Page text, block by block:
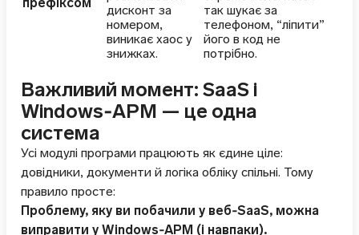
дисконт за
номером,
виникає хаос у
знижках.
так шукає за
телефоном, “ліпити”
його в код не
потрібно.
Важливий момент: SaaS і
Windows‑АРМ — це одна
система
Усі модулі програми працюють як єдине ціле:
довідники, документи й логіка обліку спільні. Тому
правило просте:
Проблему, яку ви побачили у веб‑SaaS, можна
виправити у Windows‑АРМ (і навпаки).